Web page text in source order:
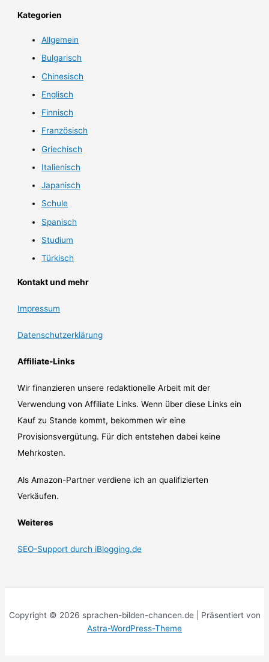
Kategorien
Allgemein
Bulgarisch
Chinesisch
Englisch
Finnisch
Französisch
Griechisch
Italienisch
Japanisch
Schule
Spanisch
Studium
Türkisch
Kontakt und mehr
Impressum
Datenschutzerklärung
Affiliate-Links
Wir finanzieren unsere redaktionelle Arbeit mit der
Verwendung von Affiliate Links. Wenn über diese Links ein
Kauf zu Stande kommt, bekommen wir eine
Provisionsvergütung. Für dich entstehen dabei keine
Mehrkosten.
Als Amazon-Partner verdiene ich an qualifizierten
Verkäufen.
Weiteres
SEO-Support durch iBlogging.de
Copyright © 2026 sprachen-bilden-chancen.de | Präsentiert von
Astra-WordPress-Theme